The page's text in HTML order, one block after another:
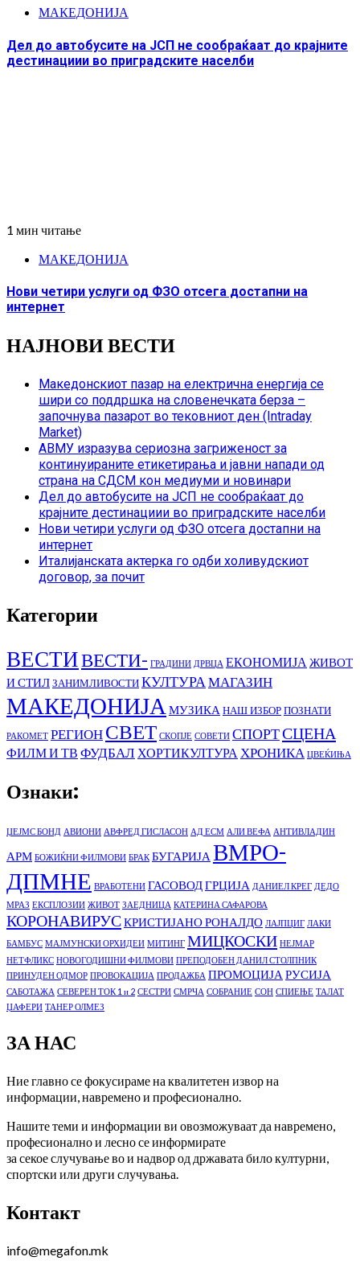
МАКЕДОНИЈА
Дел до автобусите на ЈСП не сообраќаат до крајните
дестинациии во приградските населби
1 мин читање
МАКЕДОНИЈА
Нови четири услуги од ФЗО отсега достапни на
интернет
НАЈНОВИ ВЕСТИ
Македонскиот пазар на електрична енергија се
шири со поддршка на словенечката берза –
започнува пазарот во тековниот ден (Intraday
Market)
АВМУ изразува сериозна загриженост за
континуираните етикетирања и јавни напади од
страна на СДСМ кон медиуми и новинари
Дел до автобусите на ЈСП не сообраќаат до
крајните дестинациии во приградските населби
Нови четири услуги од ФЗО отсега достапни на
интернет
Италијанската актерка го одби холивудскиот
договор, за почит
Категории
ВЕСТИВЕСТИ- ГРАДИНИ ДРВЦА ЕКОНОМИЈА ЖИВОТ
И СТИЛЗАНИМЛИВОСТИКУЛТУРА МАГАЗИН
МАКЕДОНИЈА МУЗИКА НАШ ИЗБОРПОЗНАТИ
РАКОМЕТ РЕГИОНСВЕТ СКОПЈЕ СОВЕТИ СПОРТСЦЕНА
ФИЛМ И ТВ ФУДБАЛ ХОРТИКУЛТУРА ХРОНИКА ЦВЕЌИЊА
Ознаки:
ЏЕЈМС БОНД АВИОНИ АВФРЕД ГИСЛАСОН АД ЕСМ АЛИ ВЕФА АНТИВЛАДИН
АРМ БОЖИЌНИ ФИЛМОВИ БРАК БУГАРИЈА ВМРО-
ДПМНЕ ВРАБОТЕНИ ГАСОВОДГРЦИЈА ДАНИЕЛ КРЕГ ДЕДО
МРАЗ ЕКСПЛОЗИИ ЖИВОТ ЗАЕДНИЦА КАТЕРИНА САФАРОВА
КОРОНАВИРУСКРИСТИЈАНО РОНАЛДО ЛАЈПЦИГ ЛАКИ
БАМБУС МАЈМУНСКИ ОРХИДЕИ МИТИНГ МИЦКОСКИ НЕЈМАР
НЕТФЛИКС НОВОГОДИШНИ ФИЛМОВИ ПРЕПОДОБЕН ДАНИЛ СТОЛПНИК
ПРИНУДЕН ОДМОР ПРОВОКАЦИЈА ПРОДАЖБА ПРОМОЦИЈА РУСИЈА
САБОТАЖА СЕВЕРЕН ТОК 1 и 2 СЕСТРИ СМРЧА СОБРАНИЕ СОН СПИЕЊЕ ТАЛАТ
ЏАФЕРИ ТАНЕР ОЛМЕЗ
ЗА НАС
Ние главно се фокусираме на квалитетен извор на
информации, навремено и професионално.
Нашите теми и информации ви овозможуваат да навремено,
професионално и лесно се информирате
за секое случување во и надвор од државата било културни,
спортски или други случувања.
Контакт
info@megafon.mk